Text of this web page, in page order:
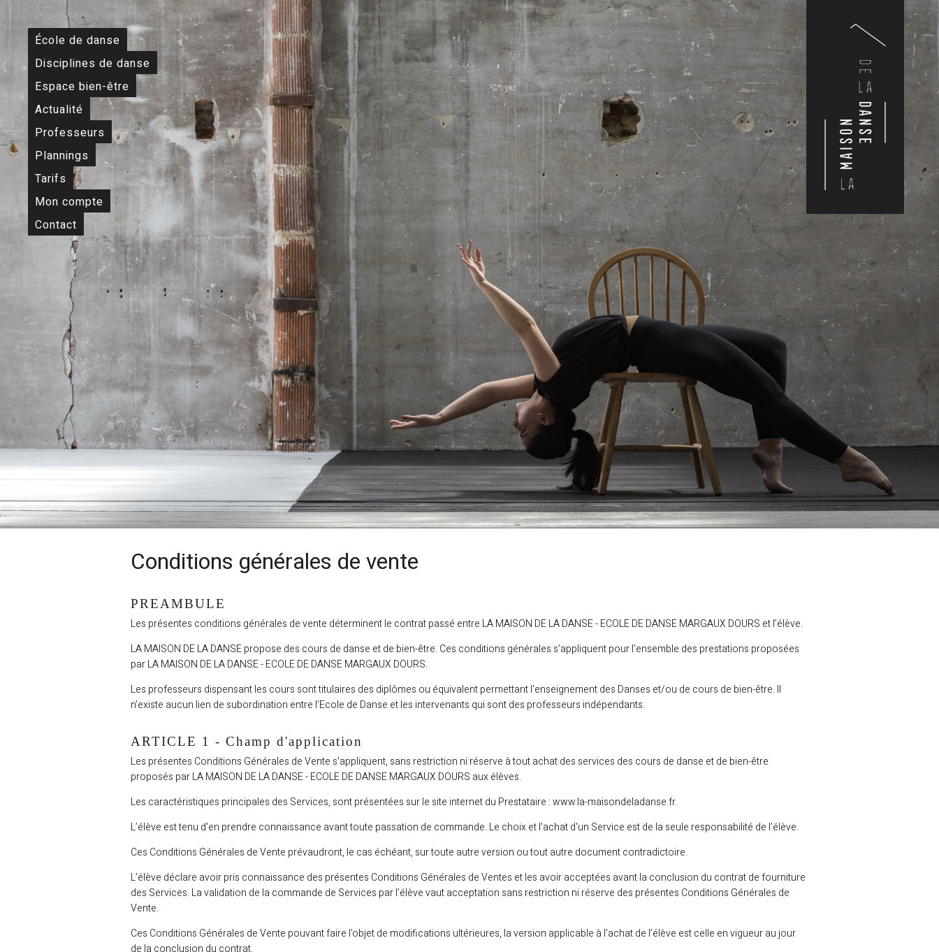
×
École de danse
Disciplines de danse
Espace bien-être
Actualité
Professeurs
Plannings
Tarifs
Mon compte
Contact
Conditions générales de vente
PREAMBULE
Les présentes conditions générales de vente déterminent le contrat passé entre LA MAISON DE LA DANSE - ECOLE DE DANSE MARGAUX DOURS et l’élève.
LA MAISON DE LA DANSE propose des cours de danse et de bien-être. Ces conditions générales s’appliquent pour l’ensemble des prestations proposées
par LA MAISON DE LA DANSE - ECOLE DE DANSE MARGAUX DOURS.
Les professeurs dispensant les cours sont titulaires des diplômes ou équivalent permettant l'enseignement des Danses et/ou de cours de bien-être. Il
n’existe aucun lien de subordination entre l’Ecole de Danse et les intervenants qui sont des professeurs indépendants.
ARTICLE 1 - Champ d'application
Les présentes Conditions Générales de Vente s'appliquent, sans restriction ni réserve à tout achat des services des cours de danse et de bien-être
proposés par LA MAISON DE LA DANSE - ECOLE DE DANSE MARGAUX DOURS aux élèves.
Les caractéristiques principales des Services, sont présentées sur le site internet du Prestataire : www.la-maisondeladanse.fr.
L’élève est tenu d'en prendre connaissance avant toute passation de commande. Le choix et l'achat d'un Service est de la seule responsabilité de l’élève.
Ces Conditions Générales de Vente prévaudront, le cas échéant, sur toute autre version ou tout autre document contradictoire.
L’élève déclare avoir pris connaissance des présentes Conditions Générales de Ventes et les avoir acceptées avant la conclusion du contrat de fourniture
des Services. La validation de la commande de Services par l’élève vaut acceptation sans restriction ni réserve des présentes Conditions Générales de
Vente.
Ces Conditions Générales de Vente pouvant faire l'objet de modifications ultérieures, la version applicable à l'achat de l’élève est celle en vigueur au jour
de la conclusion du contrat.